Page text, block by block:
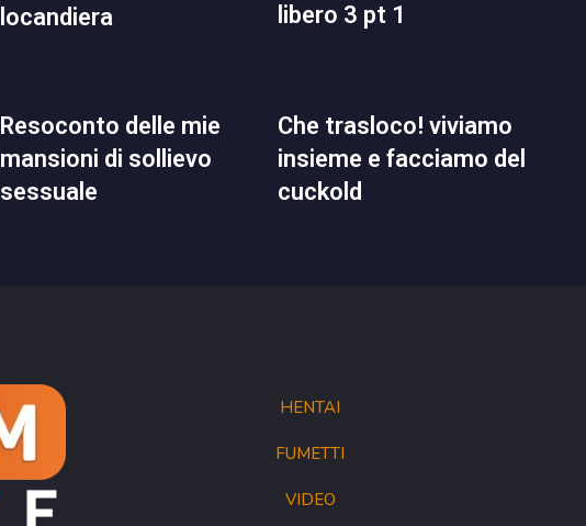
locandiera
libero 3 pt 1
resoconto delle mie
mansioni di sollievo
sessuale
che trasloco! viviamo
insieme e facciamo del
cuckold
HENTAI
FUMETTI
VIDEO